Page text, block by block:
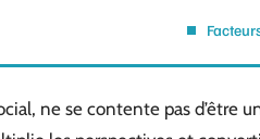
ne se contente pas d’être